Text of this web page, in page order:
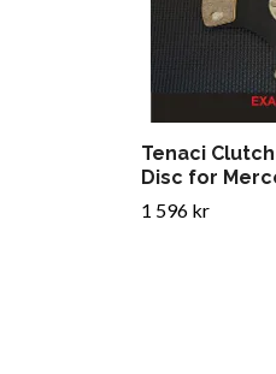
Tenaci
Disc for
1 596 kr